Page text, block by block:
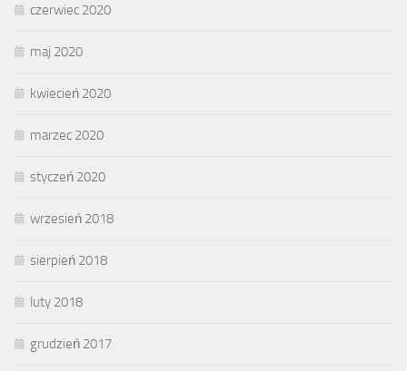
czerwiec 2020
maj 2020
kwiecień 2020
marzec 2020
styczeń 2020
wrzesień 2018
sierpień 2018
luty 2018
grudzień 2017